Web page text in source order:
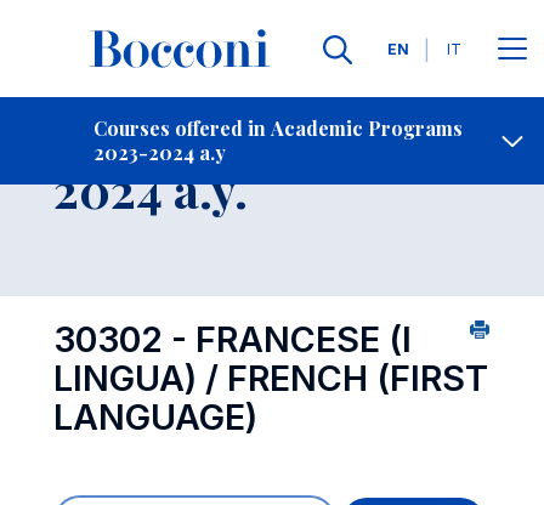
Languages
EN IT
Courses offered in Academic Programs
2023-2024 a.y
Contact Us
Course 2023-
2024 a.y.
30302 - FRANCESE (I
LINGUA) / FRENCH (FIRST
LANGUAGE)